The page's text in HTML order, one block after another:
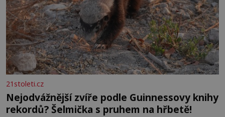
21stoleti.cz
Nejodvážnější zvíře podle Guinnessovy knihy
rekordů? Šelmička s pruhem na hřbetě!